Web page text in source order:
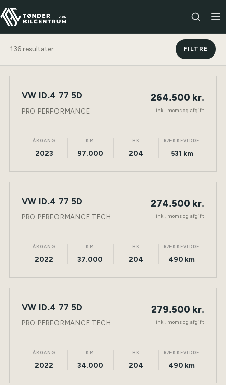
136 resultater FILTRE
NY BIL ELEKTRISK TØNDER
VW ID.4 77 5D
PRO PERFORMANCE
264.500 kr.
inkl. moms og afgift
ÅRGANG
2023
KM
97.000
HK
204
RÆKKEVIDDE
531 km
NY BIL ELEKTRISK TØNDER
VW ID.4 77 5D
PRO PERFORMANCE TECH
274.500 kr.
inkl. moms og afgift
ÅRGANG
2022
KM
37.000
HK
204
RÆKKEVIDDE
490 km
NY BIL ELEKTRISK TØNDER
VW ID.4 77 5D
PRO PERFORMANCE TECH
279.500 kr.
inkl. moms og afgift
ÅRGANG
2022
KM
34.000
HK
204
RÆKKEVIDDE
490 km